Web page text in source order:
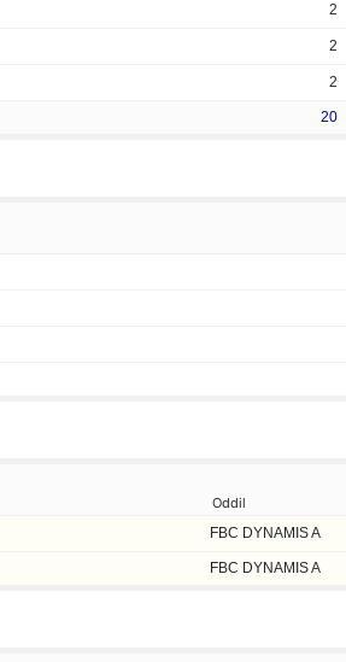
2
2
2
20
Oddil
FBC DYNAMIS A
FBC DYNAMIS A